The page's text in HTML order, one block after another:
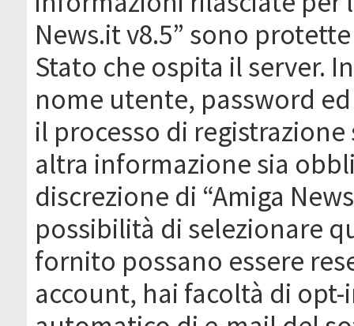
News.it v8.5” sono
Stato che ospita il server.
nome utente, password
il processo di registrazione
altra informazione sia
discrezione di “Amiga
possibilità di selezionare
fornito possano essere
account, hai facoltà di